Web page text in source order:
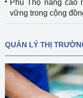
Phú Thọ nâng cao
vững trong cộng
QUẢN LÝ THỊ